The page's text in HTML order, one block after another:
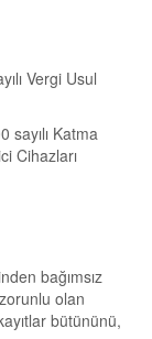
Vergi Usul
sayılı Katma
Cihazları
bağımsız
olan
bütününü,